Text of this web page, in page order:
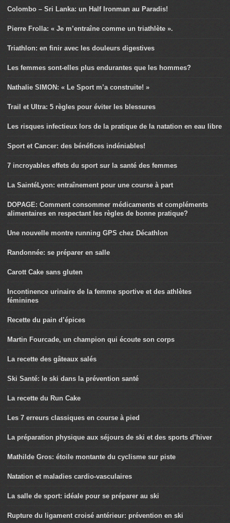
Colombo – Sri Lanka: un Half Ironman au Paradis!
Pierre Frolla: « Je m’entraîne comme un triathlète ».
Triathlon: en finir avec les douleurs digestives
Les femmes sont-elles plus endurantes que les hommes?
Nathalie SIMON: « Le Sport m’a construite! »
Trail et Ultra: 5 règles pour éviter les blessures
Les risques infectieux lors de la pratique de la natation en eau libre
Sport et Cancer: des bénéfices indéniables!
7 incroyables effets du sport sur la santé des femmes
La SaintéLyon: entraînement pour une course à part
DOPAGE: Comment consommer médicaments et compléments
alimentaires en respectant les règles de bonne pratique?
Une nouvelle montre running GPS chez Décathlon
Randonnée: se préparer en salle
Carott Cake sans gluten
Incontinence urinaire de la femme sportive et des athlètes
féminines
Recette du pain d’épices
Martin Fourcade, un champion qui écoute son corps
La recette des gâteaux salés
Ski Santé: le ski dans la prévention santé
La recette du Run Cake
Les 7 erreurs classiques en course à pied
La préparation physique aux séjours de ski et des sports d’hiver
Mathilde Gros: étoile montante du cyclisme sur piste
Natation et maladies cardio-vasculaires
La salle de sport: idéale pour se préparer au ski
Rupture du ligament croisé antérieur: prévention en ski